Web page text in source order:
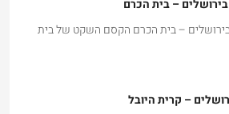
– בית הכרם הקסם השקט של בית
הפנינה החבויה בירושלים למגורים והשקעה